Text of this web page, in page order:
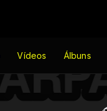
Vídeos Álbuns